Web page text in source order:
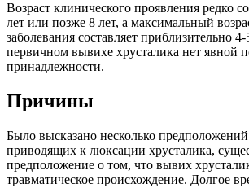
Возраст клинического проявления редко
лет или позже 8 лет, а максимальный
заболевания составляет приблизительно
первичном вывихе хрусталика нет явной
принадлежности.
Причины
Было высказано несколько
приводящих к люксации хрусталика,
предположение о том, что вывих
травматическое происхождение. Долгое